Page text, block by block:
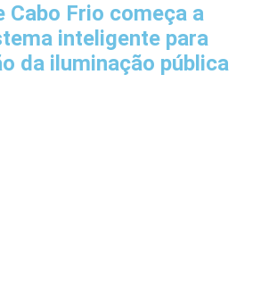
Cabo Frio começa a
inteligente para
da iluminação pública